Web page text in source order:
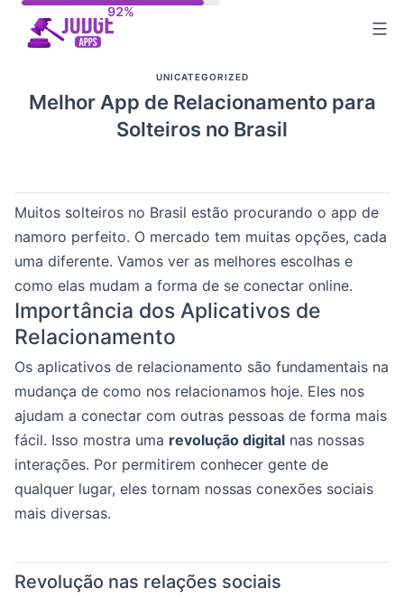
UNICATEGORIZED
Melhor App de Relacionamento para
Solteiros no Brasil
Muitos solteiros no Brasil estão procurando o app de
namoro perfeito. O mercado tem muitas opções, cada
uma diferente. Vamos ver as melhores escolhas e
como elas mudam a forma de se conectar online.
Importância dos Aplicativos de
Relacionamento
Os aplicativos de relacionamento são fundamentais na
mudança de como nos relacionamos hoje. Eles nos
ajudam a conectar com outras pessoas de forma mais
fácil. Isso mostra uma revolução digital nas nossas
interações. Por permitirem conhecer gente de
qualquer lugar, eles tornam nossas conexões sociais
mais diversas.
Revolução nas relações sociais